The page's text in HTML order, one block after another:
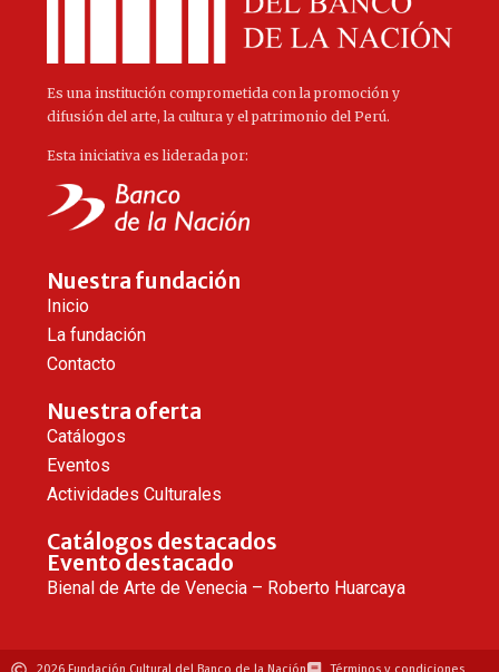
Es una institución comprometida con la promoción y
difusión del arte, la cultura y el patrimonio del Perú.
Esta iniciativa es liderada por:
Nuestra fundación
Inicio
La fundación
Contacto
Nuestra oferta
Catálogos
Eventos
Actividades Culturales
Catálogos destacados
Evento destacado
Bienal de Arte de Venecia – Roberto Huarcaya